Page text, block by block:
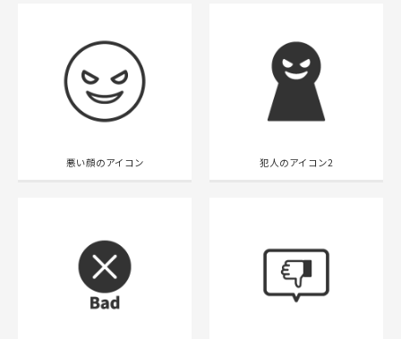
悪い顔のアイコン 犯人のアイコン2